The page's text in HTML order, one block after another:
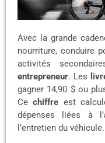
Avec la grande
nourriture, conduire
activités
entrepreneur. Les
gagner 14,90 $ ou
Cechiffre est
dépenses liées à l’
l’entretien du véhicule.